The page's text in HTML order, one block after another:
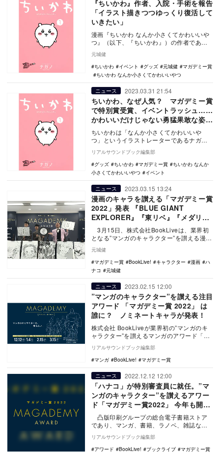
『ちいかわ』作者、入院・手術を報告
「イラスト描きつつゆっくり復活して
いきたい」
漫画『ちいかわ なんか小さくてかわいいや
つ』（以下、『ちいかわ』）の作者である
日、Tw…
元城健
ちいかわ
イベント グッズ 元城健
マガデミー賞
ちいかわ なんか小さくてかわいいやつ
ニュース 2023.03.31 21:54
ちいかわ、なぜ人気？ マガデミー賞
で特別賞受賞、イベントラッシュ……
かわいいだけじゃない勇猛果敢な姿に
ギャップ萌えも
ちいかわは「なんか小さくてかわいいや
つ」というイラストレーターであるナガノ
による漫画作品だ。通称「ちいかわ」たち
が送る楽しくて、…
リアルサウンドブック編集部
グッズ
ちいかわ マガデミー賞
ちいかわ なんか
小さくてかわいいやつ
イベント
ニュース 2023.03.15 13:24
漫画のキャラを讃える「マガデミー賞
2022」発表 『BLUE GIANT
EXPLORER』『東リベ』『メダリス
ト』…栄冠を手にしたのは？
3月15日、株式会社BookLiveは、業界初
となる”マンガのキャラクター”を讃える漫画
元城健
マガデミー賞
BookLive! キャラクター 漫画
ハ
ナコ
元城健
ニュース 2023.02.15 12:00
”マンガのキャラクター”を讃える注目
アワード 「マガデミー賞 2022」 は
誰に？ ノミネートキャラが発表！
株式会社 BookLiveが業界初の”マンガのキ
ャラクター”を讃えるマンガのアワード「マ
ガデミー賞 2022」において…
リアルサウンドブック編集部
マンガ
BookLive! マガデミー賞
ニュース 2022.12.12 12:00
「ハナコ」が特別審査員に就任。”マ
ンガのキャラクター”を讃えるアワー
ド「マガデミー賞2022」 今年も開催
決定
凸版印刷グループの総合電子書籍ストア
であり、マンガ、書籍、ラノベ、雑誌な
ど、国内最大級の品揃えを誇るBookLiveが
行う…
リアルサウンドブック編集部
アワード
BookLive! ブックライブ マガデミー賞